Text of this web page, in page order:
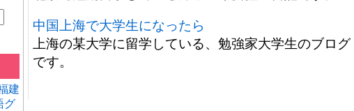
建
グ
中国上海で大学生になったら
上海の某大学に留学している、勉強家大学生のブログ
です。